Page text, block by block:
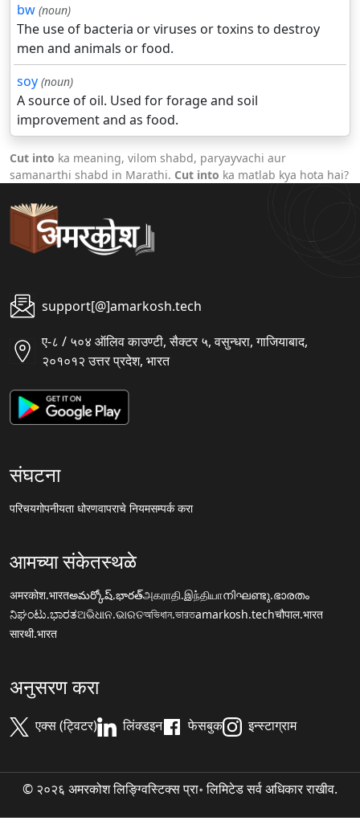
bw (noun)
The use of bacteria or viruses or toxins to destroy
men and animals or food.
soy (noun)
A source of oil. Used for forage and soil
improvement and as food.
Cut into ka meaning, vilom shabd, paryayvachi aur
samanarthi shabd in Marathi. Cut into ka matlab kya hota hai?
support[@]amarkosh.tech
ए-८ / ५०४ ऑलिव काउण्टी, सैक्टर ५, वसुन्धरा, गाजियाबाद,
२०१०१२ उत्तर प्रदेश, भारत
संघटना
परिचयगोपनीयता धोरणवापराचे नियमसम्पर्क करा
आमच्या संकेतस्थळे
अमरकोश.भारतఅమర్కోష్.భారత్அகராதி.இந்தியாനിഘണ്ടു.ഭാരതം
ನಿಘಂಟು.ಭಾರತଅଭିଧାନ.ଭାରତঅভিধান.ভারতamarkosh.techचौपाल.भारत
सारथी.भारत
अनुसरण करा
एक्स (ट्विटर) लिंक्डइन फेसबुक इन्स्टाग्राम
© २०२६ अमरकोश लिङ्ग्विस्टिक्स प्रा॰ लिमिटेड सर्व अधिकार राखीव.